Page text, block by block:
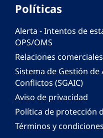
Políticas
Alerta - Intentos de
OPS/OMS
Relaciones
Sistema de Gestión
Conflictos (SGAIC)
Aviso de privacidad
Política de protección
Términos y